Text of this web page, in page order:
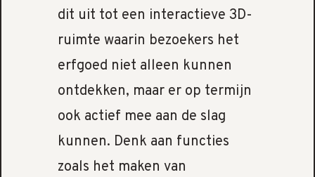
dit uit tot een interactieve 3D-
ruimte waarin bezoekers het
erfgoed niet alleen kunnen
ontdekken, maar er op termijn
ook actief mee aan de slag
kunnen. Denk aan functies
zoals het maken van